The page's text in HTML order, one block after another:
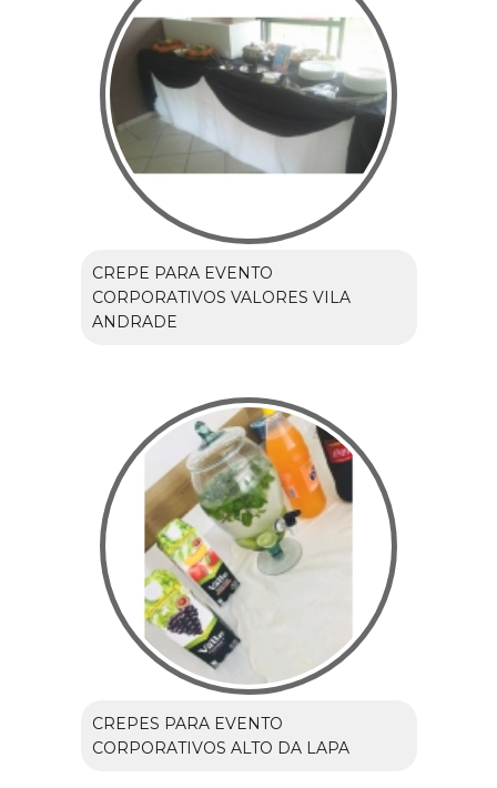
CREPE PARA EVENTO
CORPORATIVOS VALORES VILA
ANDRADE
CREPES PARA EVENTO
CORPORATIVOS ALTO DA LAPA